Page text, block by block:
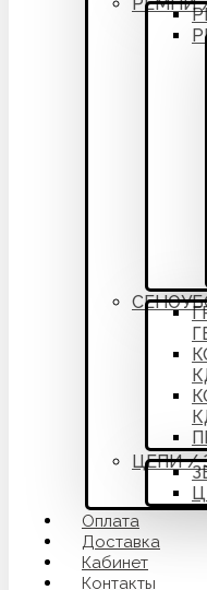
ЦЕПИ /
Оплата
Доставка
Кабинет
Контакты